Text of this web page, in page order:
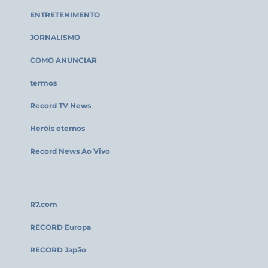
ENTRETENIMENTO
JORNALISMO
COMO ANUNCIAR
termos
Record TV News
Heróis eternos
Record News Ao Vivo
R7.com
RECORD Europa
RECORD Japão